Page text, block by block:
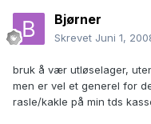
Bjørner
Skrevet Juni 1,
bruk å vær utløselager,
men er vel et generel for
rasle/kakle på min tds